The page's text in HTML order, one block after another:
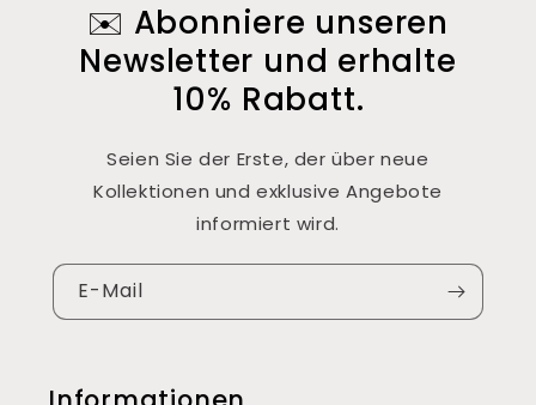
✉️ Abonniere unseren
Newsletter und erhalte
10% Rabatt.
Seien Sie der Erste, der über neue
Kollektionen und exklusive Angebote
informiert wird.
E-Mail